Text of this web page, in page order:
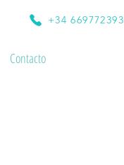
+34 669772393
Contacto